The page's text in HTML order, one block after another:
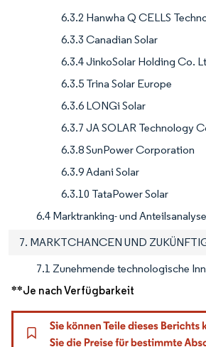
6.3.2 Hanwha Q CELLS
6.3.3 Canadian Solar
6.3.4 JinkoSolar Holding Co.
6.3.5 Trina Solar Europe
6.3.6 LONGi Solar
6.3.7 JA SOLAR Technology
6.3.8 SunPower Corporation
6.3.9 Adani Solar
6.3.10 TataPower Solar
6.4 Marktranking- und Anteilsanalyse
7. MARKTCHANCEN UND
7.1 Zunehmende technologische
**Je nach Verfügbarkeit